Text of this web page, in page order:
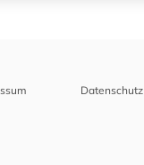
Datenschutz